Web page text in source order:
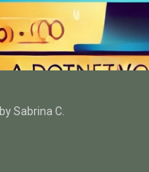
by Sabrina C.